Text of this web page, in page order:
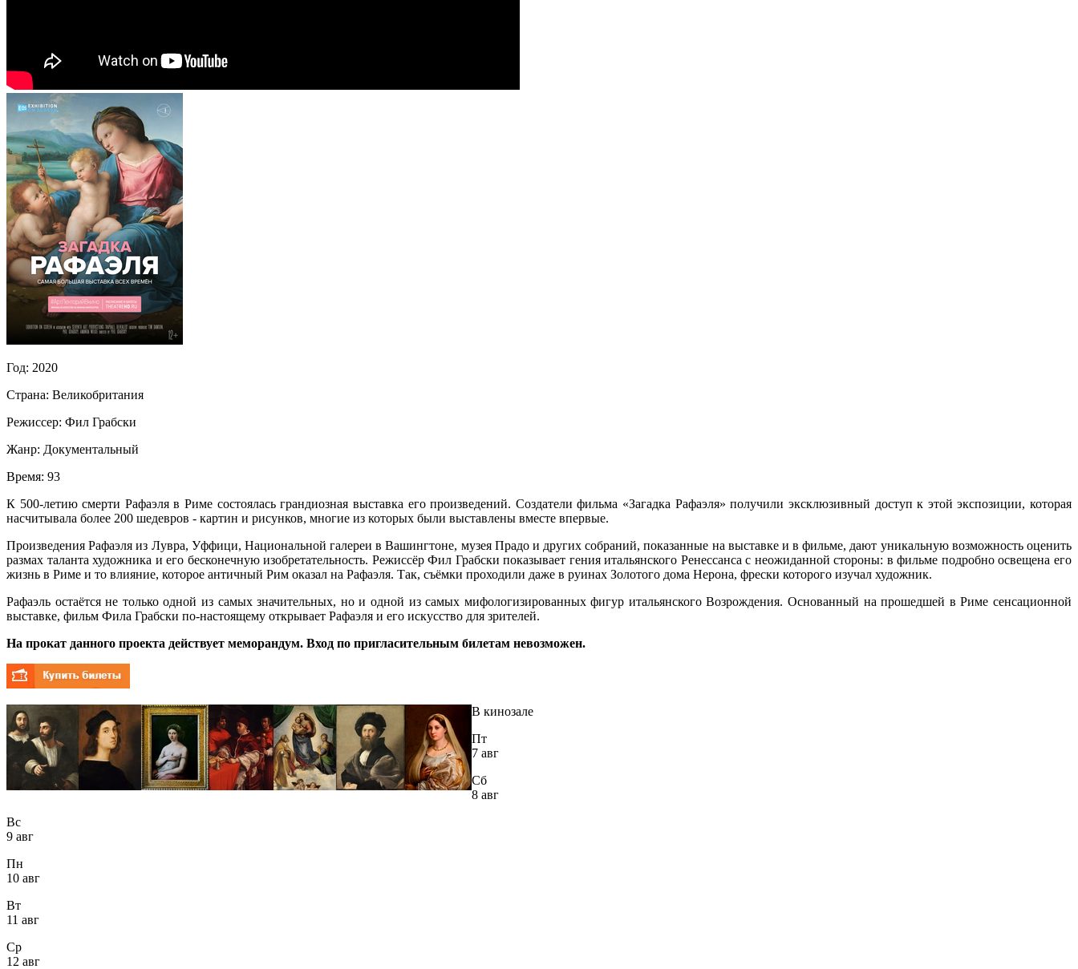
Год: 2020
Страна: Великобритания
Режиссер: Фил Грабски
Жанр: Документальный
Время: 93
К 500-летию смерти Рафаэля в Риме состоялась грандиозная выставка его произведений. Создатели фильма «Загадка Рафаэля» получили эксклюзивный доступ к этой экспозиции, которая
насчитывала более 200 шедевров - картин и рисунков, многие из которых были выставлены вместе впервые.
Произведения Рафаэля из Лувра, Уффици, Национальной галереи в Вашингтоне, музея Прадо и других собраний, показанные на выставке и в фильме, дают уникальную возможность оценить
размах таланта художника и его бесконечную изобретательность. Режиссёр Фил Грабски показывает гения итальянского Ренессанса с неожиданной стороны: в фильме подробно освещена его
жизнь в Риме и то влияние, которое античный Рим оказал на Рафаэля. Так, съёмки проходили даже в руинах Золотого дома Нерона, фрески которого изучал художник.
Рафаэль остаётся не только одной из самых значительных, но и одной из самых мифологизированных фигур итальянского Возрождения. Основанный на прошедшей в Риме сенсационной
выставке, фильм Фила Грабски по-настоящему открывает Рафаэля и его искусство для зрителей.
На прокат данного проекта действует меморандум. Вход по пригласительным билетам невозможен.
В кинозале
Пт
7 авг
Сб
8 авг
Вс
9 авг
Пн
10 авг
Вт
11 авг
Ср
12 авг